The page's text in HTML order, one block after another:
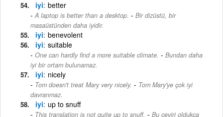
iyi better
A laptop is better than a desktop. - Bir dizüstü, bir
masaüstünden daha iyidir.
iyi benevolent
iyi suitable
One can hardly find a more suitable climate. - Bundan daha
iyi bir ortam bulunamaz.
iyi nicely
Tom doesn't treat Mary very nicely. - Tom Mary'ye çok iyi
davranmaz.
iyi up to snuff
This translation is not quite up to snuff. - Bu çeviri oldukça